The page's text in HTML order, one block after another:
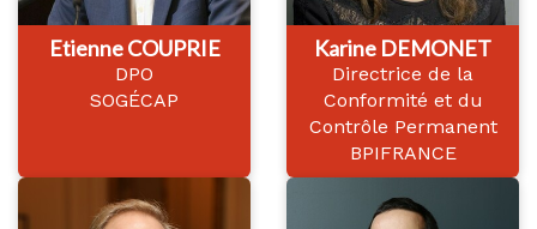
Etienne COUPRIE
DPO
SOGÉCAP
Karine DEMONET
Directrice de la
Conformité et du
Contrôle Permanent
BPIFRANCE